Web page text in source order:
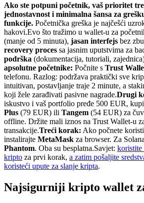
Ako ste potpuni početnik, vaš prioritet
jednostavnost i minimalna šansa za
funkcije. Početnička greška je najčešći
hakovi.Evo što tražimo u wallet-u za
(manje od 5 minuta), jasan interfejs bez
recovery proces sa jasnim uputstvima za
podrška (dokumentacija, tutoriali,
apsolutne početnike: Počnite s Trust
telefonu. Razlog: podržava praktički sve
intuitivan, postavljanje traje 2 minute, a
koji žele zarađivati pasivne nagrade.Drugi
iskustvo i vaš portfolio pređe 500 EUR,
Plus (79 EUR) ili Tangem (54 EUR) za
offline. Držite mali iznos na Trust Wallet-u
transakcije.Treći korak: Ako počnete
instalirajte MetaMask za browser. Za
Phantom. Oba su besplatna.Savjet: koristite
kripto za prvi korak, a zatim pošaljite
koristeći upute za slanje kripta.
Najsigurniji kripto wallet